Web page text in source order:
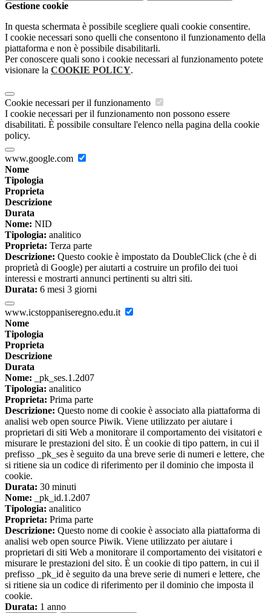
Gestione cookie
In questa schermata è possibile scegliere quali cookie consentire.
I cookie necessari sono quelli che consentono il funzionamento della
piattaforma e non è possibile disabilitarli.
Per conoscere quali sono i cookie necessari al funzionamento potete
visionare la COOKIE POLICY.
Cookie necessari per il funzionamento
I cookie necessari per il funzionamento non possono essere
disabilitati. È possibile consultare l'elenco nella pagina della cookie
policy.
www.google.com
Nome
Tipologia
Proprieta
Descrizione
Durata
Nome: NID
Tipologia: analitico
Proprieta: Terza parte
Descrizione: Questo cookie è impostato da DoubleClick (che è di
proprietà di Google) per aiutarti a costruire un profilo dei tuoi
interessi e mostrarti annunci pertinenti su altri siti.
Durata: 6 mesi 3 giorni
www.icstoppaniseregno.edu.it
Nome
Tipologia
Proprieta
Descrizione
Durata
Nome: _pk_ses.1.2d07
Tipologia: analitico
Proprieta: Prima parte
Descrizione: Questo nome di cookie è associato alla piattaforma di
analisi web open source Piwik. Viene utilizzato per aiutare i
proprietari di siti Web a monitorare il comportamento dei visitatori e
misurare le prestazioni del sito. È un cookie di tipo pattern, in cui il
prefisso _pk_ses è seguito da una breve serie di numeri e lettere, che
si ritiene sia un codice di riferimento per il dominio che imposta il
cookie.
Durata: 30 minuti
Nome: _pk_id.1.2d07
Tipologia: analitico
Proprieta: Prima parte
Descrizione: Questo nome di cookie è associato alla piattaforma di
analisi web open source Piwik. Viene utilizzato per aiutare i
proprietari di siti Web a monitorare il comportamento dei visitatori e
misurare le prestazioni del sito. È un cookie di tipo pattern, in cui il
prefisso _pk_id è seguito da una breve serie di numeri e lettere, che
si ritiene sia un codice di riferimento per il dominio che imposta il
cookie.
Durata: 1 anno